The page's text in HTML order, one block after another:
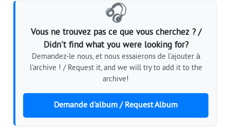
🎧
Vous ne trouvez pas ce que vous cherchez ? /
Didn't find what you were looking for?
Demandez-le nous, et nous essaierons de l'ajouter à
l'archive ! / Request it, and we will try to add it to the
archive!
Demande d'album / Request Album